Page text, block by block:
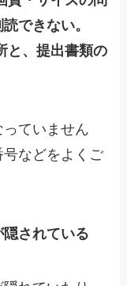
できない。
と、提出書類の
ていません
などをよくご
隠されている